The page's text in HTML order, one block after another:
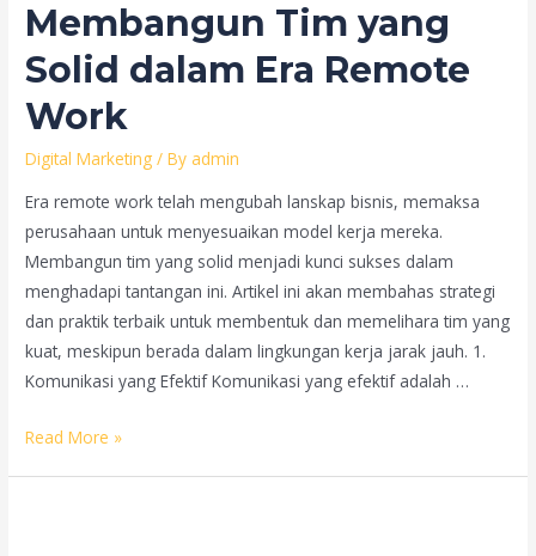
Strategi
yang
Sukses
Membangun Tim yang
Solid dalam Era Remote
Work
Digital Marketing / By admin
Era remote work telah mengubah lanskap bisnis, memaksa
perusahaan untuk menyesuaikan model kerja mereka.
Membangun tim yang solid menjadi kunci sukses dalam
menghadapi tantangan ini. Artikel ini akan membahas strategi
dan praktik terbaik untuk membentuk dan memelihara tim yang
kuat, meskipun berada dalam lingkungan kerja jarak jauh. 1.
Komunikasi yang Efektif Komunikasi yang efektif adalah …
Membangun
Read More »